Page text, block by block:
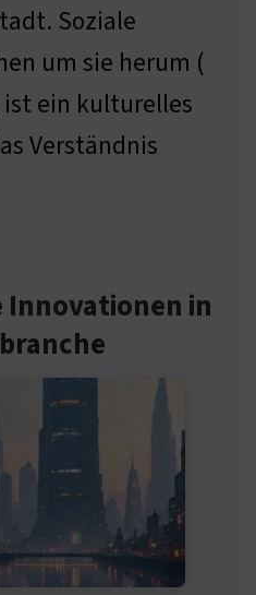
Soziale
um sie herum (
ein kulturelles
Verständnis
Innovationen in